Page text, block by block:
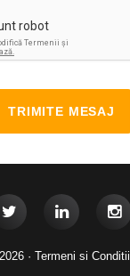
TRIMITE MESAJ
· Termeni si Conditii